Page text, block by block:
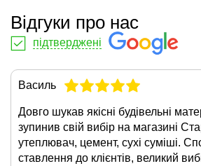
Відгуки про нас
підтверджені
Василь
Довго шукав якісні будівельні
зупинив свій вибір на магазині
утеплювач, цемент, сухі суміші.
ставлення до клієнтів, великий